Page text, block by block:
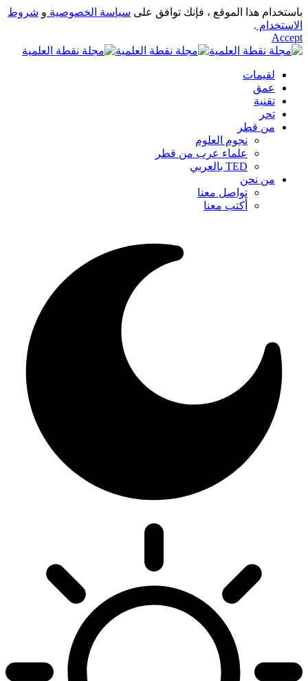
باستخدام هذا الموقع ، فإنك توافق على سياسة الخصوصية و شروط
الاستخدام .
Accept
لقيمات
عمق
تقنية
تحر
من قطر
نجوم العلوم
علماء عرب من قطر
TED بالعربي
من نحن
تواصل معنا
أكتب معنا